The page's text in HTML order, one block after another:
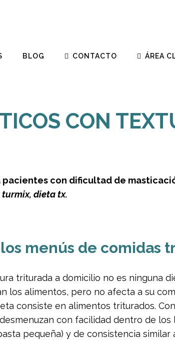
BLOG CONTACTO ÁREA
CON
pacientes con dificultad de
turmix, dieta tx.
menús de comidas
triturada a domicilio no es ninguna
los alimentos, pero no afecta a su
consiste en alimentos triturados.
con facilidad dentro de
pequeña) y de consistencia similar